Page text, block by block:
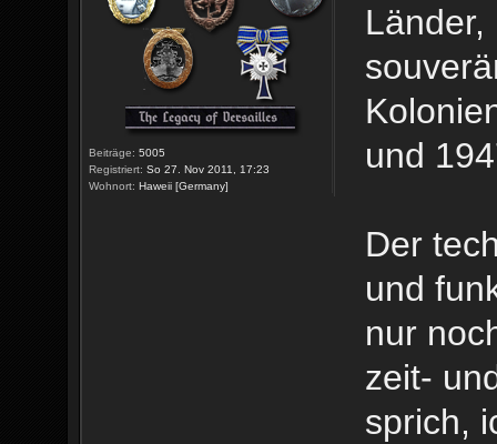
Beiträge: 5005
Registriert: So 27. Nov 2011, 17:23
Wohnort: Haweii [Germany]
und
Der
und
nur
zeit-
sprich,